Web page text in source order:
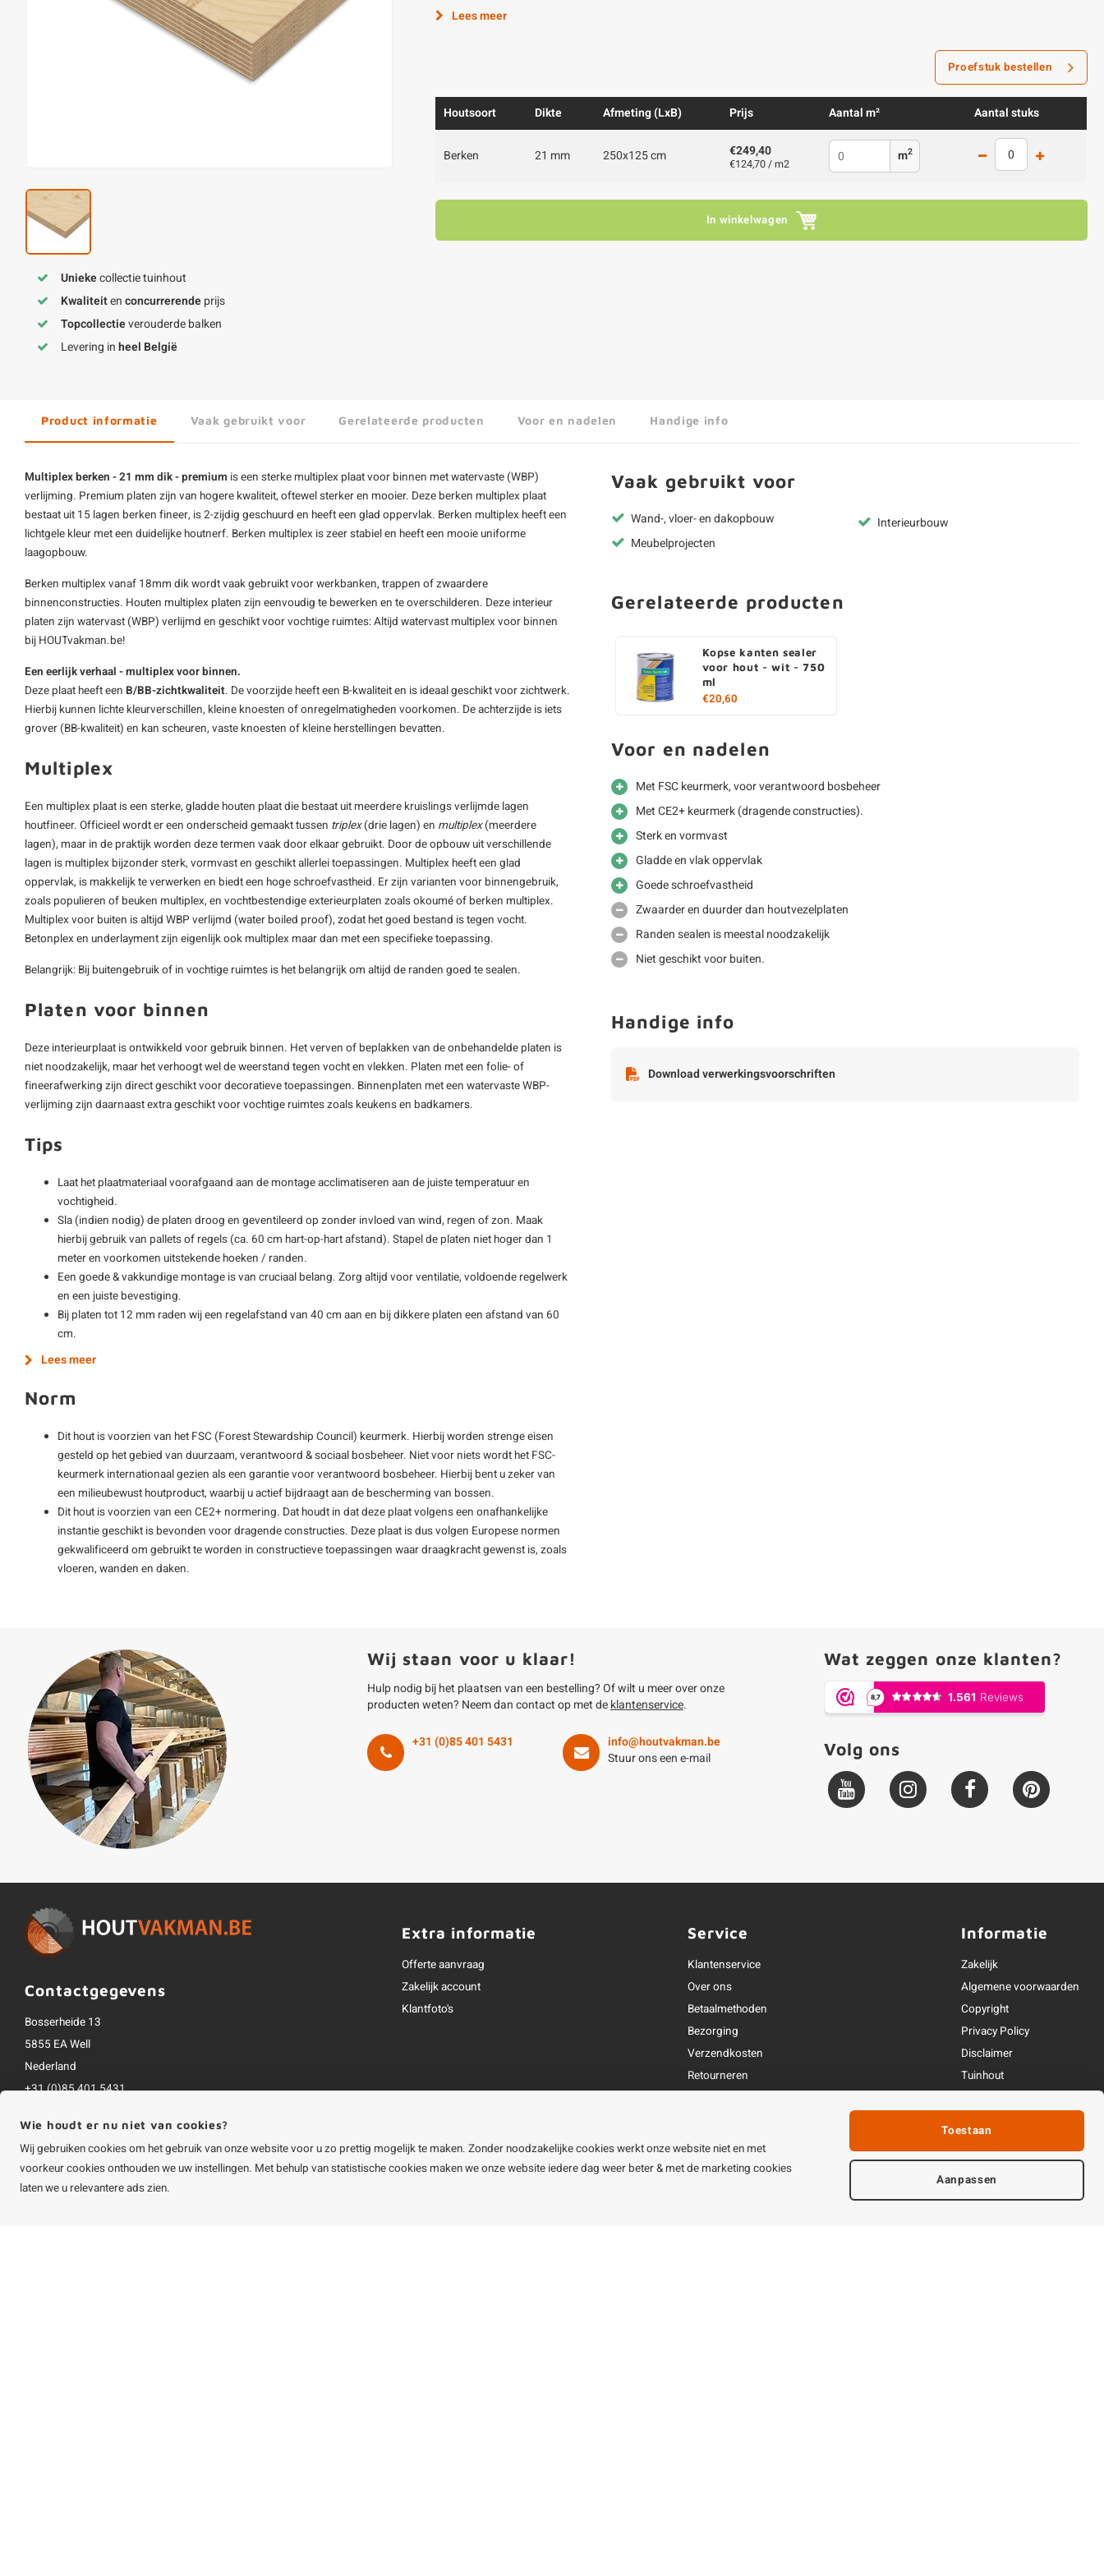
Uniekecollectie tuinhout
Kwaliteitenconcurrerendeprijs
Topcollectieverouderde balken
Levering inheel België
Lees meer
Proefstuk bestellen
Houtsoort Dikte Afmeting (LxB) Prijs Aantal m² Aantal stuks
Berken 21 mm 250x125 cm €249,40
€124,70 / m2 m2
In winkelwagen
Product informatie Vaak gebruikt voor Gerelateerde producten Voor en nadelen Handige info
Multiplex berken - 21 mm dik - premium is een sterke multiplex plaat voor binnen met watervaste (WBP)
verlijming. Premium platen zijn van hogere kwaliteit, oftewel sterker en mooier. Deze berken multiplex plaat
bestaat uit 15 lagen berken fineer, is 2-zijdig geschuurd en heeft een glad oppervlak. Berken multiplex heeft een
lichtgele kleur met een duidelijke houtnerf. Berken multiplex is zeer stabiel en heeft een mooie uniforme
laagopbouw.
Berken multiplex vanaf 18mm dik wordt vaak gebruikt voor werkbanken, trappen of zwaardere
binnenconstructies. Houten multiplex platen zijn eenvoudig te bewerken en te overschilderen. Deze interieur
platen zijn watervast (WBP) verlijmd en geschikt voor vochtige ruimtes: Altijd watervast multiplex voor binnen
bij HOUTvakman.be!
Een eerlijk verhaal - multiplex voor binnen.
Deze plaat heeft een B/BB-zichtkwaliteit. De voorzijde heeft een B-kwaliteit en is ideaal geschikt voor zichtwerk.
Hierbij kunnen lichte kleurverschillen, kleine knoesten of onregelmatigheden voorkomen. De achterzijde is iets
grover (BB-kwaliteit) en kan scheuren, vaste knoesten of kleine herstellingen bevatten.
Multiplex
Een multiplex plaat is een sterke, gladde houten plaat die bestaat uit meerdere kruislings verlijmde lagen
houtfineer. Officieel wordt er een onderscheid gemaakt tussen triplex(drie lagen) en multiplex(meerdere
lagen), maar in de praktijk worden deze termen vaak door elkaar gebruikt. Door de opbouw uit verschillende
lagen is multiplex bijzonder sterk, vormvast en geschikt allerlei toepassingen. Multiplex heeft een glad
oppervlak, is makkelijk te verwerken en biedt een hoge schroefvastheid. Er zijn varianten voor binnengebruik,
zoals populieren of beuken multiplex, en vochtbestendige exterieurplaten zoals okoumé of berken multiplex.
Multiplex voor buiten is altijd WBP verlijmd (water boiled proof), zodat het goed bestand is tegen vocht.
Betonplex en underlayment zijn eigenlijk ook multiplex maar dan met een specifieke toepassing.
Belangrijk: Bij buitengebruik of in vochtige ruimtes is het belangrijk om altijd de randen goed te sealen.
Platen voor binnen
Deze interieurplaat is ontwikkeld voor gebruik binnen. Het verven of beplakken van de onbehandelde platen is
niet noodzakelijk, maar het verhoogt wel de weerstand tegen vocht en vlekken. Platen met een folie- of
fineerafwerking zijn direct geschikt voor decoratieve toepassingen. Binnenplaten met een watervaste WBP-
verlijming zijn daarnaast extra geschikt voor vochtige ruimtes zoals keukens en badkamers.
Tips
Laat het plaatmateriaal voorafgaand aan de montage acclimatiseren aan de juiste temperatuur en
vochtigheid.
Sla (indien nodig) de platen droog en geventileerd op zonder invloed van wind, regen of zon. Maak
hierbij gebruik van pallets of regels (ca. 60 cm hart-op-hart afstand). Stapel de platen niet hoger dan 1
meter en voorkomen uitstekende hoeken / randen.
Een goede & vakkundige montage is van cruciaal belang. Zorg altijd voor ventilatie, voldoende regelwerk
en een juiste bevestiging.
Bij platen tot 12 mm raden wij een regelafstand van 40 cm aan en bij dikkere platen een afstand van 60
cm.
Lees meer
Norm
Dit hout is voorzien van het FSC (Forest Stewardship Council) keurmerk. Hierbij worden strenge eisen
gesteld op het gebied van duurzaam, verantwoord & sociaal bosbeheer. Niet voor niets wordt het FSC-
keurmerk internationaal gezien als een garantie voor verantwoord bosbeheer. Hierbij bent u zeker van
een milieubewust houtproduct, waarbij u actief bijdraagt aan de bescherming van bossen.
Dit hout is voorzien van een CE2+ normering. Dat houdt in dat deze plaat volgens een onafhankelijke
instantie geschikt is bevonden voor dragende constructies. Deze plaat is dus volgen Europese normen
gekwalificeerd om gebruikt te worden in constructieve toepassingen waar draagkracht gewenst is, zoals
vloeren, wanden en daken.
Vaak gebruikt voor
Wand-, vloer- en dakopbouw
Meubelprojecten
Interieurbouw
Gerelateerde producten
Kopse kanten sealer
voor hout - wit - 750
ml
€20,60
Voor en nadelen
Met FSC keurmerk, voor verantwoord bosbeheer
Met CE2+ keurmerk (dragende constructies).
Sterk en vormvast
Gladde en vlak oppervlak
Goede schroefvastheid
Zwaarder en duurder dan houtvezelplaten
Randen sealen is meestal noodzakelijk
Niet geschikt voor buiten.
Handige info
Download verwerkingsvoorschriften
Wij staan voor u klaar!
Hulp nodig bij het plaatsen van een bestelling? Of wilt u meer over onze
producten weten? Neem dan contact op met deklantenservice.
+31 (0)85 401 5431
info@houtvakman.be
Stuur ons een e-mail
Wat zeggen onze klanten?
Volg ons
Contactgegevens
Bosserheide 13
5855 EA Well
Nederland
+31 (0)85 401 5431
Alle bedragen zijn incl. btw
Extra informatie
Offerte aanvraag
Zakelijk account
Klantfoto's
Service
Klantenservice
Over ons
Betaalmethoden
Bezorging
Verzendkosten
Retourneren
Openingstijden & contact
Informatie
Zakelijk
Algemene voorwaarden
Copyright
Privacy Policy
Disclaimer
Tuinhout
Wie houdt er nu niet van cookies?
Wij gebruiken cookies om het gebruik van onze website voor u zo prettig mogelijk te maken. Zonder noodzakelijke cookies werkt onze website niet en met
voorkeur cookies onthouden we uw instellingen. Met behulp van statistische cookies maken we onze website iedere dag weer beter & met de marketing cookies
laten we u relevantere ads zien.
Toestaan
Aanpassen